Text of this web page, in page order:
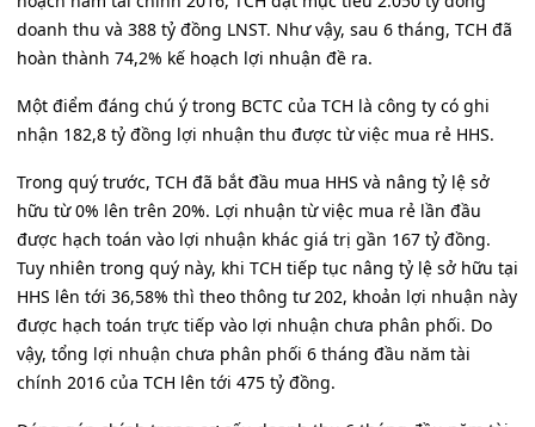
doanh thu và 388 tỷ đồng LNST. Như vậy, sau 6 tháng, TCH đã
hoàn thành 74,2% kế hoạch lợi nhuận đề ra.
Một điểm đáng chú ý trong BCTC của TCH là công ty có ghi
nhận 182,8 tỷ đồng lợi nhuận thu được từ việc mua rẻ HHS.
Trong quý trước, TCH đã bắt đầu mua HHS và nâng tỷ lệ sở
hữu từ 0% lên trên 20%. Lợi nhuận từ việc mua rẻ lần đầu
được hạch toán vào lợi nhuận khác giá trị gần 167 tỷ đồng.
Tuy nhiên trong quý này, khi TCH tiếp tục nâng tỷ lệ sở hữu tại
HHS lên tới 36,58% thì theo thông tư 202, khoản lợi nhuận này
được hạch toán trực tiếp vào lợi nhuận chưa phân phối. Do
vậy, tổng lợi nhuận chưa phân phối 6 tháng đầu năm tài
chính 2016 của TCH lên tới 475 tỷ đồng.